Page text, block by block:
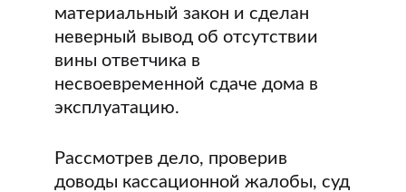
материальный закон и сделан
неверный вывод об отсутствии
вины ответчика в
несвоевременной сдаче дома в
эксплуатацию.
Рассмотрев дело, проверив
доводы кассационной жалобы, суд